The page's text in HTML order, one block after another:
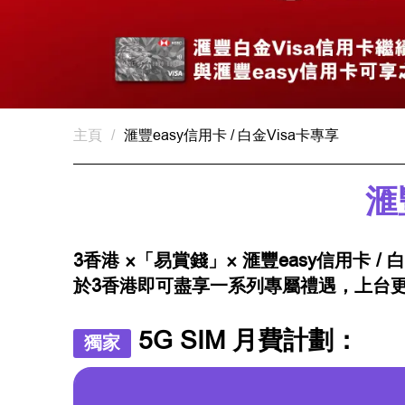
主頁 / 滙豐easy信用卡 / 白金Visa卡專享
滙
3香港 ×「易賞錢」× 滙豐easy信用卡 /
於3香港即可盡享一系列專屬禮遇，上台
獨家 5G SIM 月費計劃：